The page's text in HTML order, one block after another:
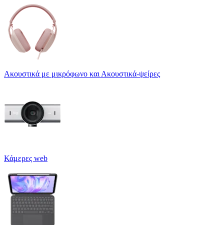
Ακουστικά με μικρόφωνο και Ακουστικά-ψείρες
Κάμερες web